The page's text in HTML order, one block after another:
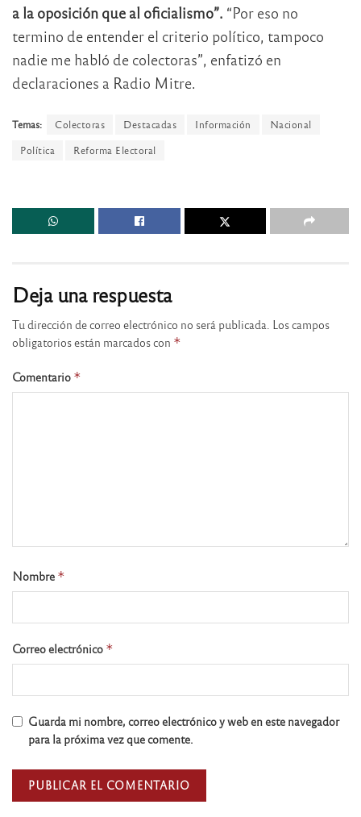
a la oposición que al oficialismo”. “Por eso no
termino de entender el criterio político, tampoco
nadie me habló de colectoras”, enfatizó en
declaraciones a Radio Mitre.
Temas: Colectoras Destacadas Información
Nacional
Política
Reforma Electoral
Deja una respuesta
Tu dirección de correo electrónico no será publicada. Los campos
obligatorios están marcados con *
Comentario *
Nombre *
Correo electrónico *
Guarda mi nombre, correo electrónico y web en este navegador
para la próxima vez que comente.